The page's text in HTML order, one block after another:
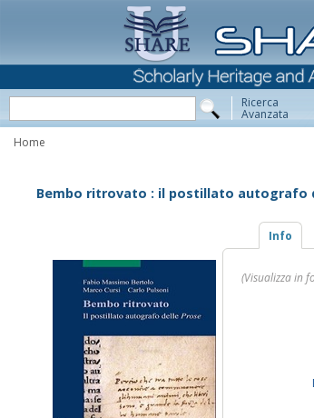
Ricerca
Avanzata
Home
Bembo ritrovato : il postillato autografo
Info
(Visualizza in